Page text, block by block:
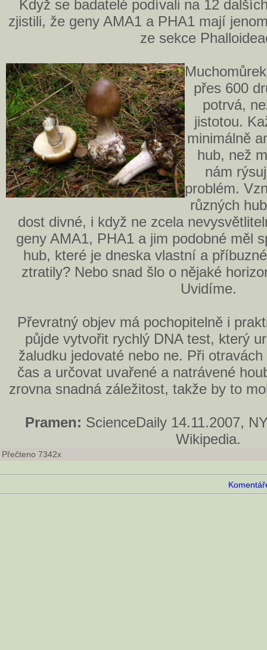
Když se badatelé podívali na 12
zjistili, že geny AMA1 a PHA1 mají
ze sekce
přes 600
potrvá,
jistotou.
minimálně
hub, než
nám
problém.
různých
dost divné, i když ne zcela
geny AMA1, PHA1 a jim podobné měl
hub, které je dneska vlastní a
ztratily? Nebo snad šlo o nějaké
Uvidíme.
Převratný objev má pochopitelně i
půjde vytvořit rychlý DNA test, který
žaludku jedovaté nebo ne. Při
čas a určovat uvařené a natrávené
zrovna snadná záležitost, takže by to
Pramen: ScienceDaily 14.11.2007,
Wikipedia.
Přečteno 7342x